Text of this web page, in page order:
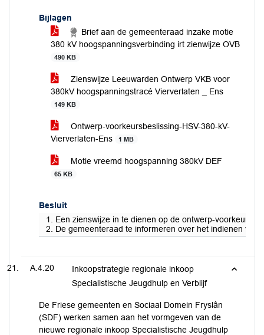
Bijlagen
Brief aan de gemeenteraad inzake motie
380 kV hoogspanningsverbinding irt zienwijze OVB
490 KB
Zienswijze Leeuwarden Ontwerp VKB voor
380kV hoogspanningstracé Vierverlaten _ Ens
149 KB
Ontwerp-voorkeursbeslissing-HSV-380-kV-
Vierverlaten-Ens
1 MB
Motie vreemd hoogspanning 380kV DEF
65 KB
Besluit
1. Een zienswijze in te dienen op de ontwerp-
2. De gemeenteraad te informeren over het indienen
A.4.20
Inkoopstrategie regionale inkoop
Specialistische Jeugdhulp en Verblijf
De Friese gemeenten en Sociaal Domein Fryslân
(SDF) werken samen aan het vormgeven van de
nieuwe regionale inkoop Specialistische Jeugdhulp